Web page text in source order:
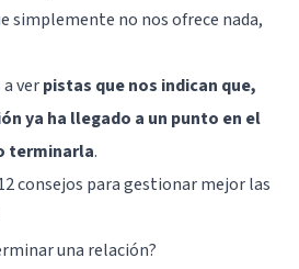
simplemente no nos ofrece nada,
verpistas que nos indican que,
ya ha llegado a un punto en el
terminarla.
consejos para gestionar mejor las
una relación?